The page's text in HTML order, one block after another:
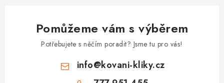
Pomůžeme vám s výběrem
Potřebujete s něčím poradit? Jsme tu pro vás!
info@kovani-kliky.cz